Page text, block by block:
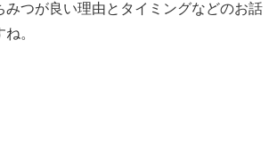
みつが良い理由とタイミングなどのお話
。